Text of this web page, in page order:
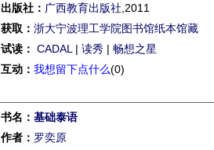
出版社： 广西教育出版社 ,2011
获取： 浙大宁波理工学院图书馆纸本馆藏
试读： CADAL | 读秀 | 畅想之星
互动： 我想留下点什么(0)
书名： 基础泰语
作者： 罗奕原